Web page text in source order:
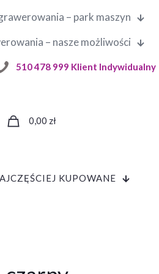
– park maszyn
– nasze możliwości
510 478 999 Klient Indywidualny
0,00 zł
KUPOWANE